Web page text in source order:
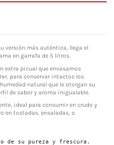
versión más auténtica, llega el
en garrafa de 5 litros.
extra picual que envasamos
para conservar intactos los
natural que le otorgan su
de sabor y aroma inigualable.
ideal para consumir en crudo y
en tostadas, ensaladas, o
de su pureza y frescura.